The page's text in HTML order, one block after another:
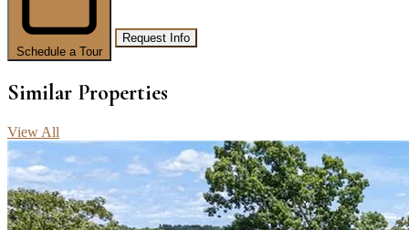
Schedule a Tour
Request Info
Similar Properties
View All